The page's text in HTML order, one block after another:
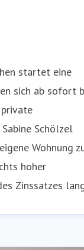
startet eine
sich ab sofort
Schölzel
Wohnung
hoher
Zinssatzes